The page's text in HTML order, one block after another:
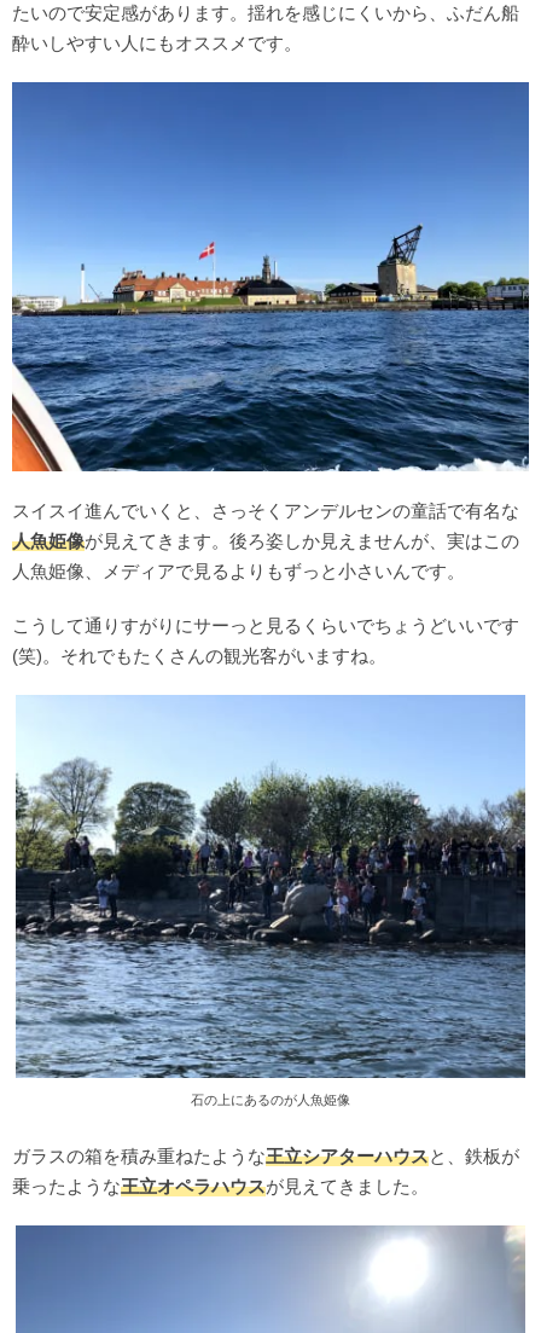
たいので安定感があります。揺れを感じにくいから、ふだん船
酔いしやすい人にもオススメです。
スイスイ進んでいくと、さっそくアンデルセンの童話で有名な
人魚姫像が見えてきます。後ろ姿しか見えませんが、実はこの
人魚姫像、メディアで見るよりもずっと小さいんです。
こうして通りすがりにサーっと見るくらいでちょうどいいです
(笑)。それでもたくさんの観光客がいますね。
石の上にあるのが人魚姫像
ガラスの箱を積み重ねたような王立シアターハウスと、鉄板が
乗ったような王立オペラハウスが見えてきました。